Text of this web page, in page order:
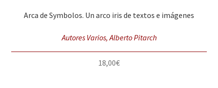
Arca de Symbolos. Un arco iris de textos e imágenes
Autores Varios, Alberto Pitarch
18,00€